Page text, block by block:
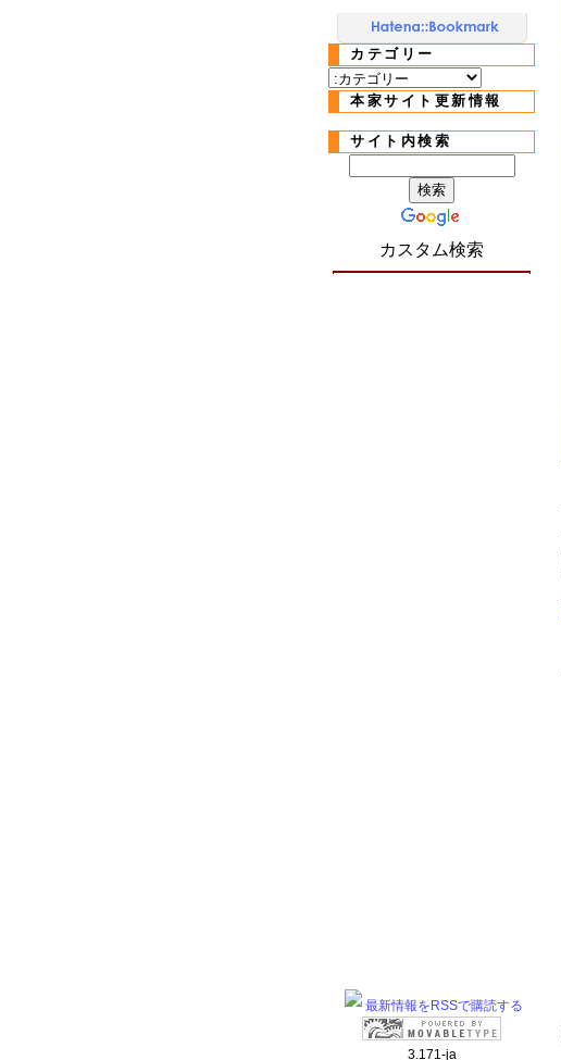
カテゴリー
本家サイト更新情報
サイト内検索
カスタム検索
最新情報をRSSで購読する
3.171-ja